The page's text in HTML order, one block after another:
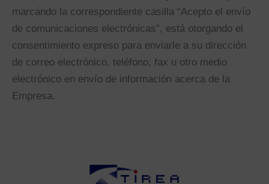
marcando la correspondiente casilla “Acepto el envío
de comunicaciones electrónicas”, está otorgando el
consentimiento expreso para enviarle a su dirección
de correo electrónico, teléfono, fax u otro medio
electrónico en envío de información acerca de la
Empresa.